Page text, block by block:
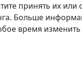
принять их
Больше
время
на шестом
ангела
имени Иосиф,